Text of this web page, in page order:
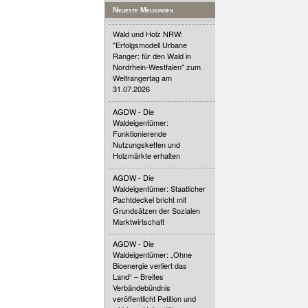
Neueste Meldungen
Wald und Holz NRW:
"Erfolgsmodell Urbane
Ranger: für den Wald in
Nordrhein-Westfalen" zum
Weltrangertag am
31.07.2026
AGDW - Die
Waldeigentümer:
Funktionierende
Nutzungsketten und
Holzmärkte erhalten
AGDW - Die
Waldeigentümer: Staatlicher
Pachtdeckel bricht mit
Grundsätzen der Sozialen
Marktwirtschaft
AGDW - Die
Waldeigentümer: „Ohne
Bioenergie verliert das
Land“ – Breites
Verbändebündnis
veröffentlicht Petition und